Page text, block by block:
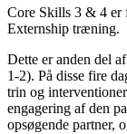
Core Skills 3 & 4 er
Externship træning.
Dette er anden del
1-2). På disse fire
trin og
engagering af den
opsøgende partner,